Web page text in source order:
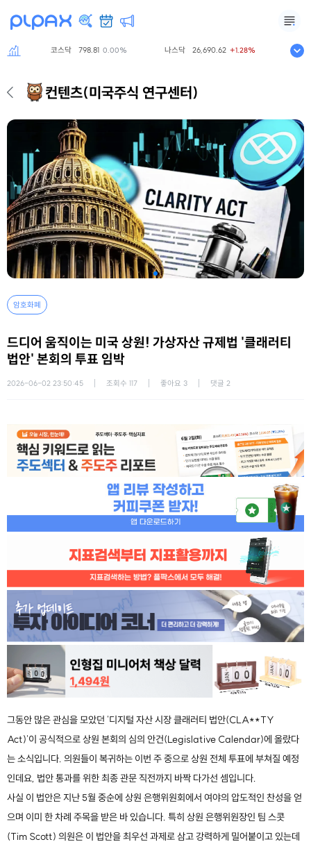
코스닥 798.81 0.00% 나스닥 26,690.62 +1.28%
컨텐츠(미국주식 연구센터)
암호화폐
드디어 움직이는 미국 상원! 가상자산 규제법 '클래러티
법안' 본회의 투표 임박
2026-06-02 23:50:45 조회수 117 좋아요 3 댓글 2
그동안 많은 관심을 모았던 '디지털 자산 시장 클래러티 법안(CLA**TY
Act)'이 공식적으로 상원 본회의 심의 안건(Legislative Calendar)에 올랐다
는 소식입니다. 의원들이 복귀하는 이번 주 중으로 상원 전체 투표에 부쳐질 예정
인데요, 법안 통과를 위한 최종 관문 직전까지 바짝 다가선 셈입니다.
사실 이 법안은 지난 5월 중순에 상원 은행위원회에서 여야의 압도적인 찬성을 얻
으며 이미 한 차례 주목을 받은 바 있습니다. 특히 상원 은행위원장인 팀 스콧
(Tim Scott) 의원은 이 법안을 최우선 과제로 삼고 강력하게 밀어붙이고 있는데